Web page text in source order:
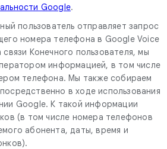
Google.
пользователь отправляет запрос
номера телефона в Google Voice
Конечного пользователя, мы
информацией, в том числе
телефона. Мы также собираем
в ходе использования
Google. К такой информации
(в том числе номера телефонов
абонента, даты, время и